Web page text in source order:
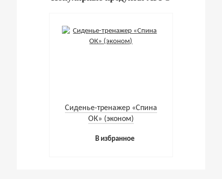
Cиденье-тренажер «Спина
ОК» (эконом)
В избранное